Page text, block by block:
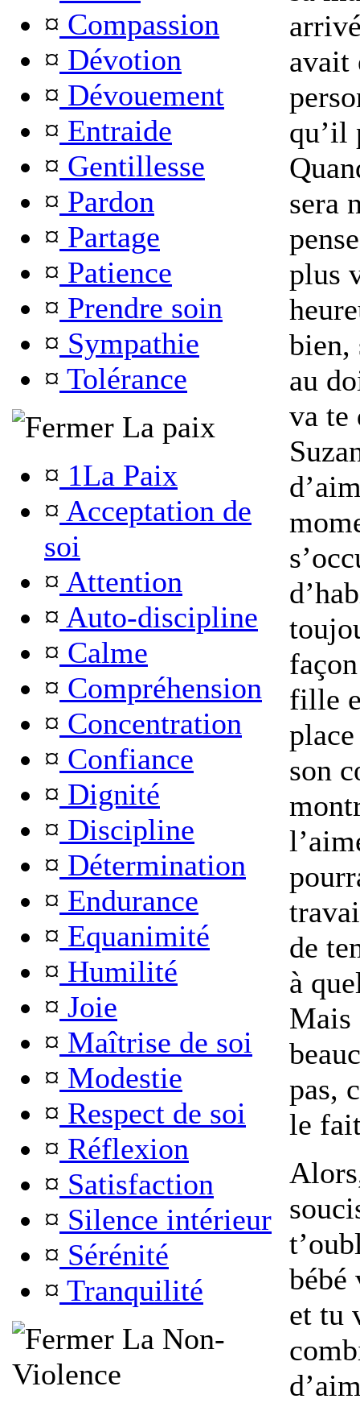
¤ Compassion
¤ Dévotion
¤ Dévouement
¤ Entraide
¤ Gentillesse
¤ Pardon
¤ Partage
¤ Patience
¤ Prendre soin
¤ Sympathie
¤ Tolérance
La paix
¤ 1La Paix
¤ Acceptation de
soi
¤ Attention
¤ Auto-discipline
¤ Calme
¤ Compréhension
¤ Concentration
¤ Confiance
¤ Dignité
¤ Discipline
¤ Détermination
¤ Endurance
¤ Equanimité
¤ Humilité
¤ Joie
¤ Maîtrise de soi
¤ Modestie
¤ Respect de soi
¤ Réflexion
¤ Satisfaction
¤ Silence intérieur
¤ Sérénité
¤ Tranquilité
La Non-
Violence
avait
qu’il
sera
plus
bien,
au
va te
fille
son
de
à
Mais
pas,
le
bébé
et tu